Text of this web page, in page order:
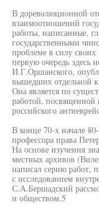
В дореволюционной
взаимоотношений
работы, написанные,
государственными
проблеме в силу
первую очередь здесь
И.Г.Оршанского,
вышедших отдельной
Она является по
работой,
российского
В конце 70-х начале
профессора права
На основе изучения
местных архивов
написал серию работ,
с исследованием
С.А.Бершадский
и обществом.5